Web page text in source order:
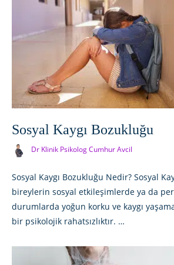
Sosyal Kaygı Bozukluğu
Dr Klinik Psikolog Cumhur Avcil
Sosyal Kaygı Bozukluğu Nedir? Sosyal
bireylerin sosyal etkileşimlerde ya da
durumlarda yoğun korku ve kaygı
bir psikolojik rahatsızlıktır. …